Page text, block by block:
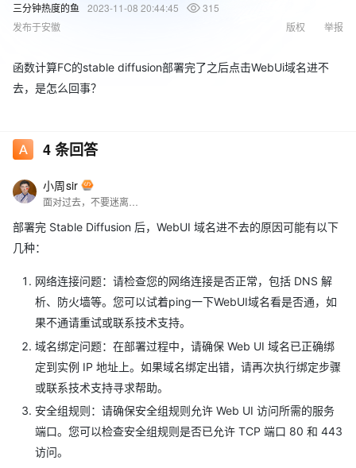
三分钟热度的鱼 2023-11-08 20:44:45
315
发布于安徽
举报
版权
函数计算FC的stable diffusion部署完了之后点击WebUi域名进不
去，是怎么回事？
4条回答
小周sir
部署完 Stable Diffusion 后，WebUI 域名进不去的原因可能有以下
几种：
网络连接问题：请检查您的网络连接是否正常，包括 DNS 解
析、防火墙等。您可以试着ping一下WebUI域名看是否通，如
果不通请重试或联系技术支持。
域名绑定问题：在部署过程中，请确保 Web UI 域名已正确绑
定到实例 IP 地址上。如果域名绑定出错，请再次执行绑定步骤
或联系技术支持寻求帮助。
安全组规则：请确保安全组规则允许 Web UI 访问所需的服务
端口。您可以检查安全组规则是否已允许 TCP 端口 80 和 443
访问。